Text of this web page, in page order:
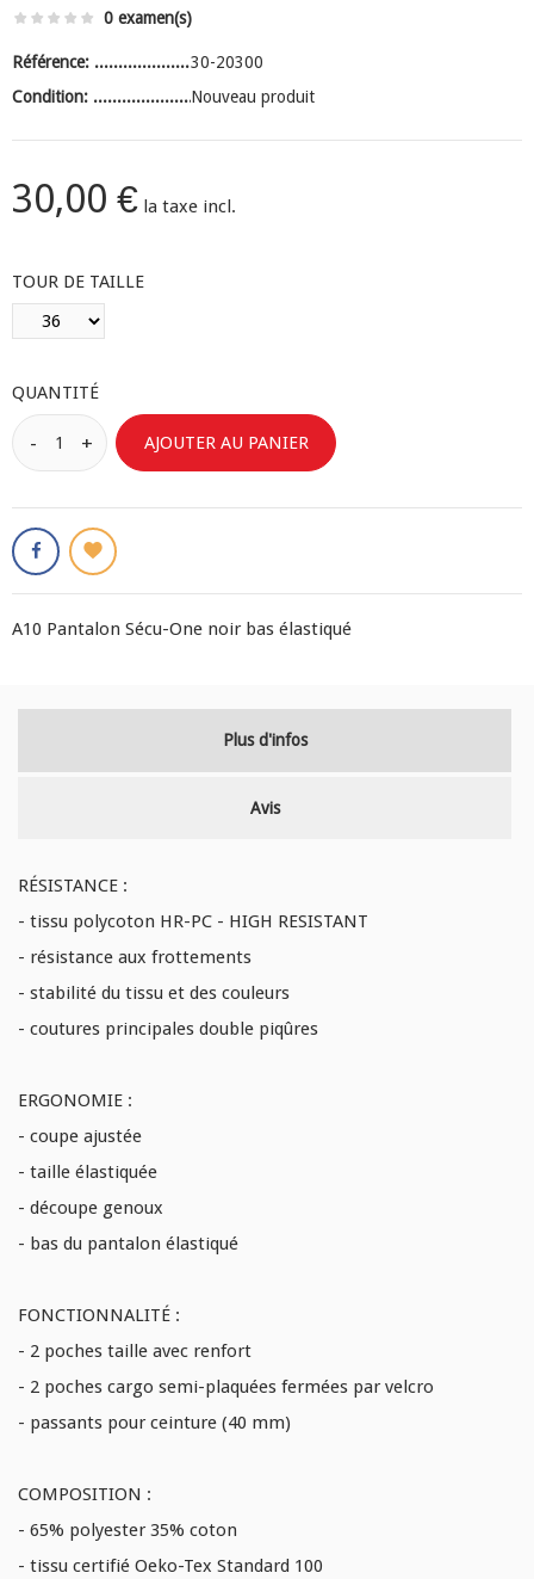
0 examen(s)
Référence:
30-20300
Condition:
Nouveau produit
30,00 € la taxe incl.
TOUR DE TAILLE
QUANTITÉ
AJOUTER AU PANIER
A10 Pantalon Sécu-One noir bas élastiqué
Plus d'infos
Avis
RÉSISTANCE :
- tissu polycoton HR-PC - HIGH RESISTANT
- résistance aux frottements
- stabilité du tissu et des couleurs
- coutures principales double piqûres
ERGONOMIE :
- coupe ajustée
- taille élastiquée
- découpe genoux
- bas du pantalon élastiqué
FONCTIONNALITÉ :
- 2 poches taille avec renfort
- 2 poches cargo semi-plaquées fermées par velcro
- passants pour ceinture (40 mm)
COMPOSITION :
- 65% polyester 35% coton
- tissu certifié Oeko-Tex Standard 100